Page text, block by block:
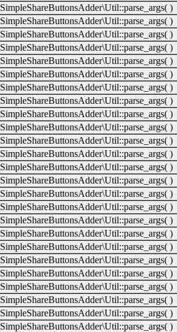
SimpleShareButtonsAdder\Util::parse_args( )
SimpleShareButtonsAdder\Util::parse_args( )
SimpleShareButtonsAdder\Util::parse_args( )
SimpleShareButtonsAdder\Util::parse_args( )
SimpleShareButtonsAdder\Util::parse_args( )
SimpleShareButtonsAdder\Util::parse_args( )
SimpleShareButtonsAdder\Util::parse_args( )
SimpleShareButtonsAdder\Util::parse_args( )
SimpleShareButtonsAdder\Util::parse_args( )
SimpleShareButtonsAdder\Util::parse_args( )
SimpleShareButtonsAdder\Util::parse_args( )
SimpleShareButtonsAdder\Util::parse_args( )
SimpleShareButtonsAdder\Util::parse_args( )
SimpleShareButtonsAdder\Util::parse_args( )
SimpleShareButtonsAdder\Util::parse_args( )
SimpleShareButtonsAdder\Util::parse_args( )
SimpleShareButtonsAdder\Util::parse_args( )
SimpleShareButtonsAdder\Util::parse_args( )
SimpleShareButtonsAdder\Util::parse_args( )
SimpleShareButtonsAdder\Util::parse_args( )
SimpleShareButtonsAdder\Util::parse_args( )
SimpleShareButtonsAdder\Util::parse_args( )
SimpleShareButtonsAdder\Util::parse_args( )
SimpleShareButtonsAdder\Util::parse_args( )
SimpleShareButtonsAdder\Util::parse_args( )